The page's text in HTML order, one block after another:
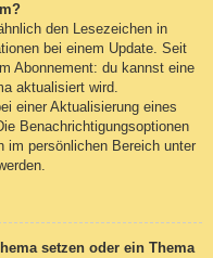
den Lesezeichen in
bei einem Update. Seit
Abonnement: du kannst eine
aktualisiert wird.
einer Aktualisierung eines
Benachrichtigungsoptionen
im persönlichen Bereich unter
setzen oder ein Thema